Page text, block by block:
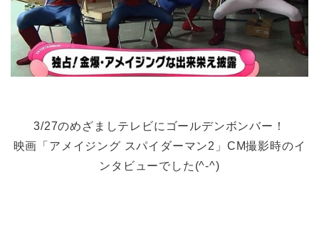
3/27のめざましテレビにゴールデンボンバー！
映画「アメイジング スパイダーマン2」CM撮影時のイ
ンタビューでした(^-^)